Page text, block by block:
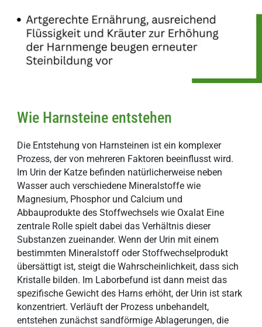
Wie Harnsteine entstehen
Die Entstehung von Harnsteinen ist ein komplexer
Prozess, der von mehreren Faktoren beeinflusst wird.
Im Urin der Katze befinden natürlicherweise neben
Wasser auch verschiedene Mineralstoffe wie
Magnesium, Phosphor und Calcium und
Abbauprodukte des Stoffwechsels wie Oxalat Eine
zentrale Rolle spielt dabei das Verhältnis dieser
Substanzen zueinander. Wenn der Urin mit einem
bestimmten Mineralstoff oder Stoffwechselprodukt
übersättigt ist, steigt die Wahrscheinlichkeit, dass sich
Kristalle bilden. Im Laborbefund ist dann meist das
spezifische Gewicht des Harns erhöht, der Urin ist stark
konzentriert. Verläuft der Prozess unbehandelt,
entstehen zunächst sandförmige Ablagerungen, die